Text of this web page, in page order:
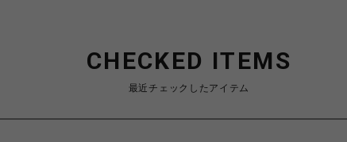
CHECKED ITEMS
最近チェックしたアイテム